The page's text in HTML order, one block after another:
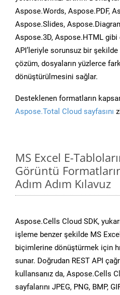
Aspose.Words, Aspose.PDF,
Aspose.Slides,
Aspose.3D, Aspose.HTML gibi
API’leriyle sorunsuz bir
çözüm, dosyaların yüzlerce
dönüştürülmesini sağlar.
Desteklenen formatların
Aspose.Total Cloud sayfasını
MS Excel E-
Görüntü
Adım Adım Kılavuz
Aspose.Cells Cloud SDK,
işleme benzer şekilde MS
biçimlerine dönüştürmek için
sunar. Doğrudan REST API
kullansanız da, Aspose.Cells
sayfalarını JPEG, PNG, BMP,